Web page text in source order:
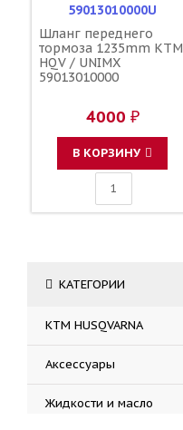
59013010000U
Шланг переднего
тормоза 1235mm KTM
HQV / UNIMX
59013010000
4000 ₽
В КОРЗИНУ
КАТЕГОРИИ
KTM HUSQVARNA
Аксессуары
Жидкости и масло